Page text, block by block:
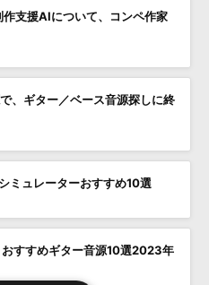
支援AIについて、コンペ作家
、ギター／ベース音源探しに終
ミュレーターおすすめ10選
おすすめギター音源10選2023年